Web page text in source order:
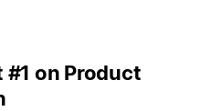
on Product